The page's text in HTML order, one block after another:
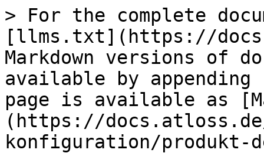
> For the complete
[llms.txt](https://
Markdown versions of
available by
page is available as
(https://
konfiguration/